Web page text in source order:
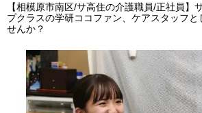
【相模原市南区/サ高住の介護職員/正社員】
プクラスの学研ココファン、ケアスタッフと
せんか？